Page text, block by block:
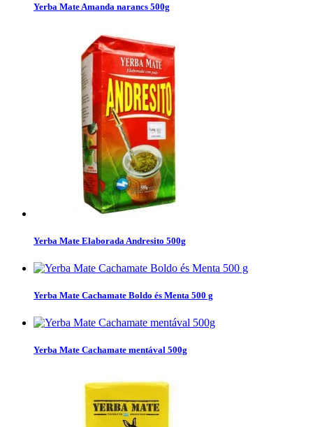
Yerba Mate Amanda narancs 500g
Yerba Mate Elaborada Andresito 500g
Yerba Mate Cachamate Boldo és Menta 500 g
Yerba Mate Cachamate mentával 500g